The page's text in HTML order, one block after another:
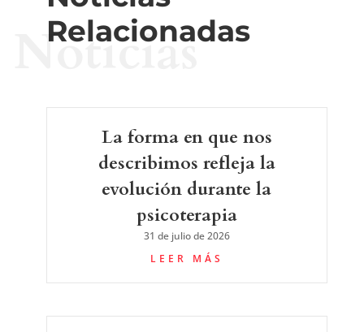
Relacionadas
Noticias
La forma en que nos
describimos refleja la
evolución durante la
psicoterapia
31 de julio de 2026
LEER MÁS